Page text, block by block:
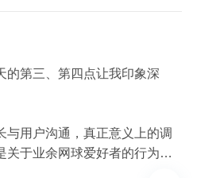
的第三、第四点让我印象深
与用户沟通，真正意义上的调
关于业余网球爱好者的行为习
次是最近对公司同事关于激励